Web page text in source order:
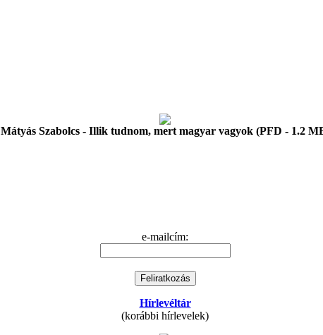
Mátyás Szabolcs - Illik tudnom, mert magyar vagyok (PFD - 1.2
e-mailcím:
Hírlevéltár
(korábbi hírlevelek)